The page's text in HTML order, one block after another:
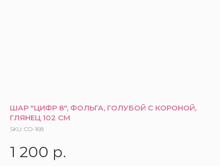
ШАР "ЦИФР 8", ФОЛЬГА, ГОЛУБОЙ С КОРОНОЙ,
ГЛЯНЕЦ 102 СМ
SKU: CO-168
1 200 р.